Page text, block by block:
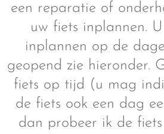
een reparatie of
uw fiets inplannen.
inplannen op de
geopend zie hieronder.
fiets op tijd (u mag
de fiets ook een dag
dan probeer ik de